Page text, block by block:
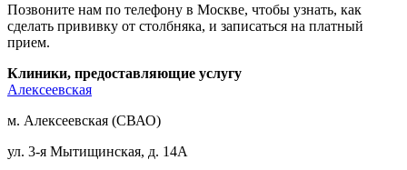
Позвоните нам по телефону в Москве, чтобы узнать, как
сделать прививку от столбняка, и записаться на платный
прием.
Клиники, предоставляющие услугу
Алексеевская
м. Алексеевская (СВАО)
ул. 3-я Мытищинская, д. 14А